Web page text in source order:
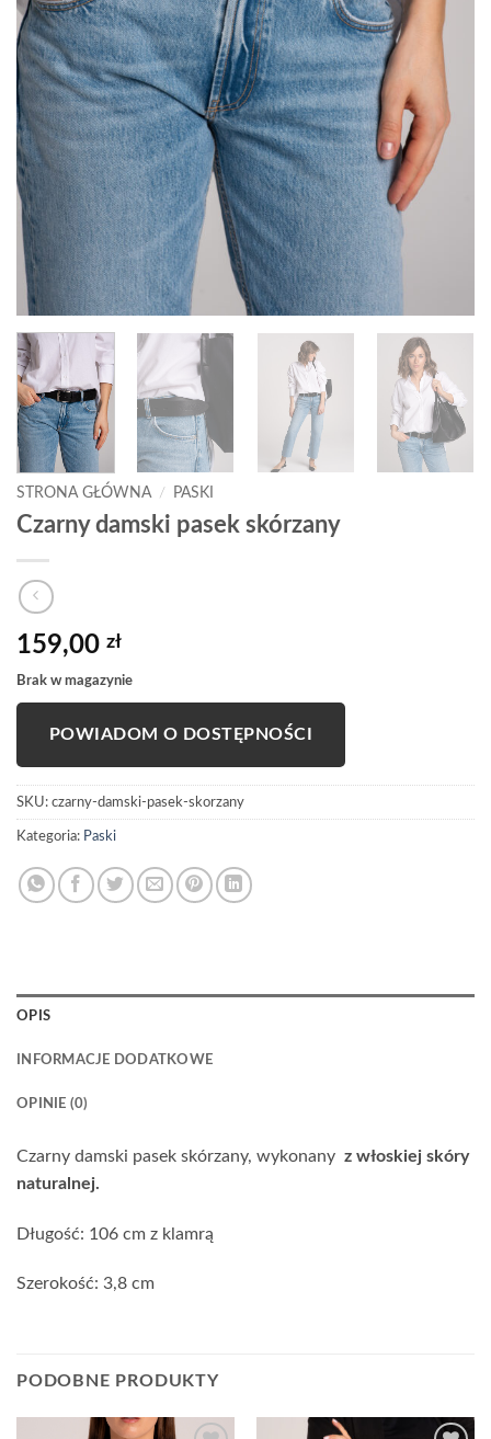
STRONA GŁÓWNA / PASKI
Czarny damski pasek skórzany
159,00 zł
Brak w magazynie
POWIADOM O DOSTĘPNOŚCI
SKU: czarny-damski-pasek-skorzany
Kategoria: Paski
OPIS
INFORMACJE DODATKOWE
OPINIE (0)
Czarny damski pasek skórzany, wykonany z włoskiej skóry
naturalnej.
Długość: 106 cm z klamrą
Szerokość: 3,8 cm
PODOBNE PRODUKTY